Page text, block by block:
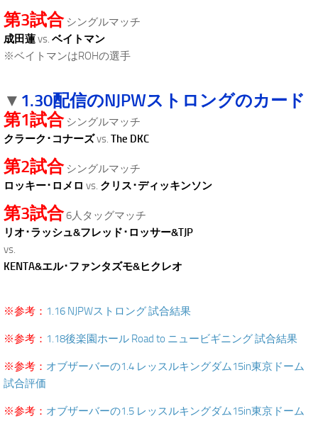
第3試合シングルマッチ
成田蓮vs. ベイトマン
※ベイトマンはROHの選手
▼ 1.30配信のNJPWストロングのカード
第1試合シングルマッチ
クラーク･コナーズvs. The DKC
第2試合シングルマッチ
ロッキー･ロメロ vs. クリス･ディッキンソン
第3試合6人タッグマッチ
リオ･ラッシュ&フレッド･ロッサー&TJP
vs.
KENTA&エル･ファンタズモ&ヒクレオ
※参考： 1.16 NJPWストロング 試合結果
※参考： 1.18後楽園ホール Road to ニュービギニング 試合結果
※参考： オブザーバーの1.4 レッスルキングダム15in東京ドーム
試合評価
※参考： オブザーバーの1.5 レッスルキングダム15in東京ドーム